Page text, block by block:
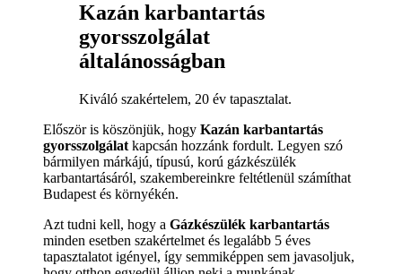
Kazán karbantartás
gyorsszolgálat
általánosságban
Kiváló szakértelem, 20 év tapasztalat.
Először is köszönjük, hogy Kazán karbantartás
gyorsszolgálat kapcsán hozzánk fordult. Legyen szó
bármilyen márkájú, típusú, korú gázkészülék
karbantartásáról, szakembereinkre feltétlenül számíthat
Budapest és környékén.
Azt tudni kell, hogy a Gázkészülék karbantartás
minden esetben szakértelmet és legalább 5 éves
tapasztalatot igényel, így semmiképpen sem javasoljuk,